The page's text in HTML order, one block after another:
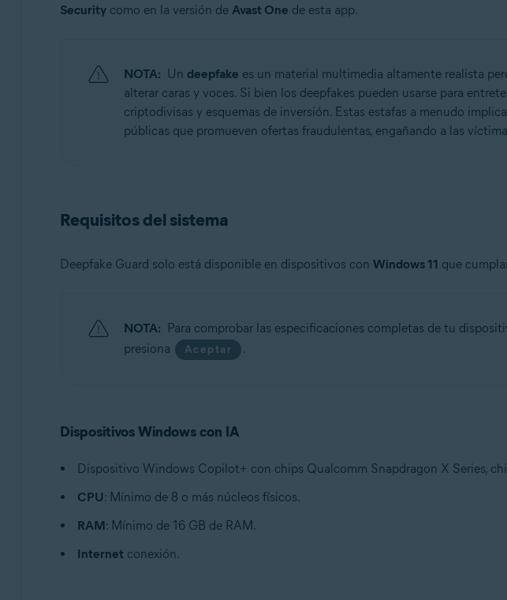
Sistemas operativos:
Securitycomo en la versión de Avast One de esta app.
NOTA: Un deepfake es un material multimedia altamente realista
alterar caras y voces. Si bien los deepfakes pueden usarse para
criptodivisas y esquemas de inversión. Estas estafas a menudo
públicas que promueven ofertas fraudulentas, engañando a las
Requisitos del sistema
Deepfake Guard solo está disponible en dispositivos con Windows 11 que
NOTA: Para comprobar las especificaciones completas de tu
presiona
Aceptar .
Dispositivos Windows con IA
Dispositivo Windows Copilot+ con chips Qualcomm Snapdragon X Series,
CPU: Mínimo de 8 o más núcleos físicos.
RAM: Mínimo de 16 GB de RAM.
Internet conexión.